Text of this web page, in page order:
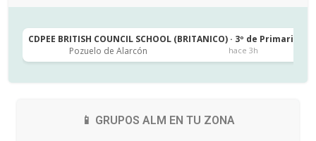
CDPEE BRITISH COUNCIL SCHOOL (BRITANICO) · 3º de Primaria
Pozuelo de Alarcón
hace 3h
📱 GRUPOS ALM EN TU ZONA